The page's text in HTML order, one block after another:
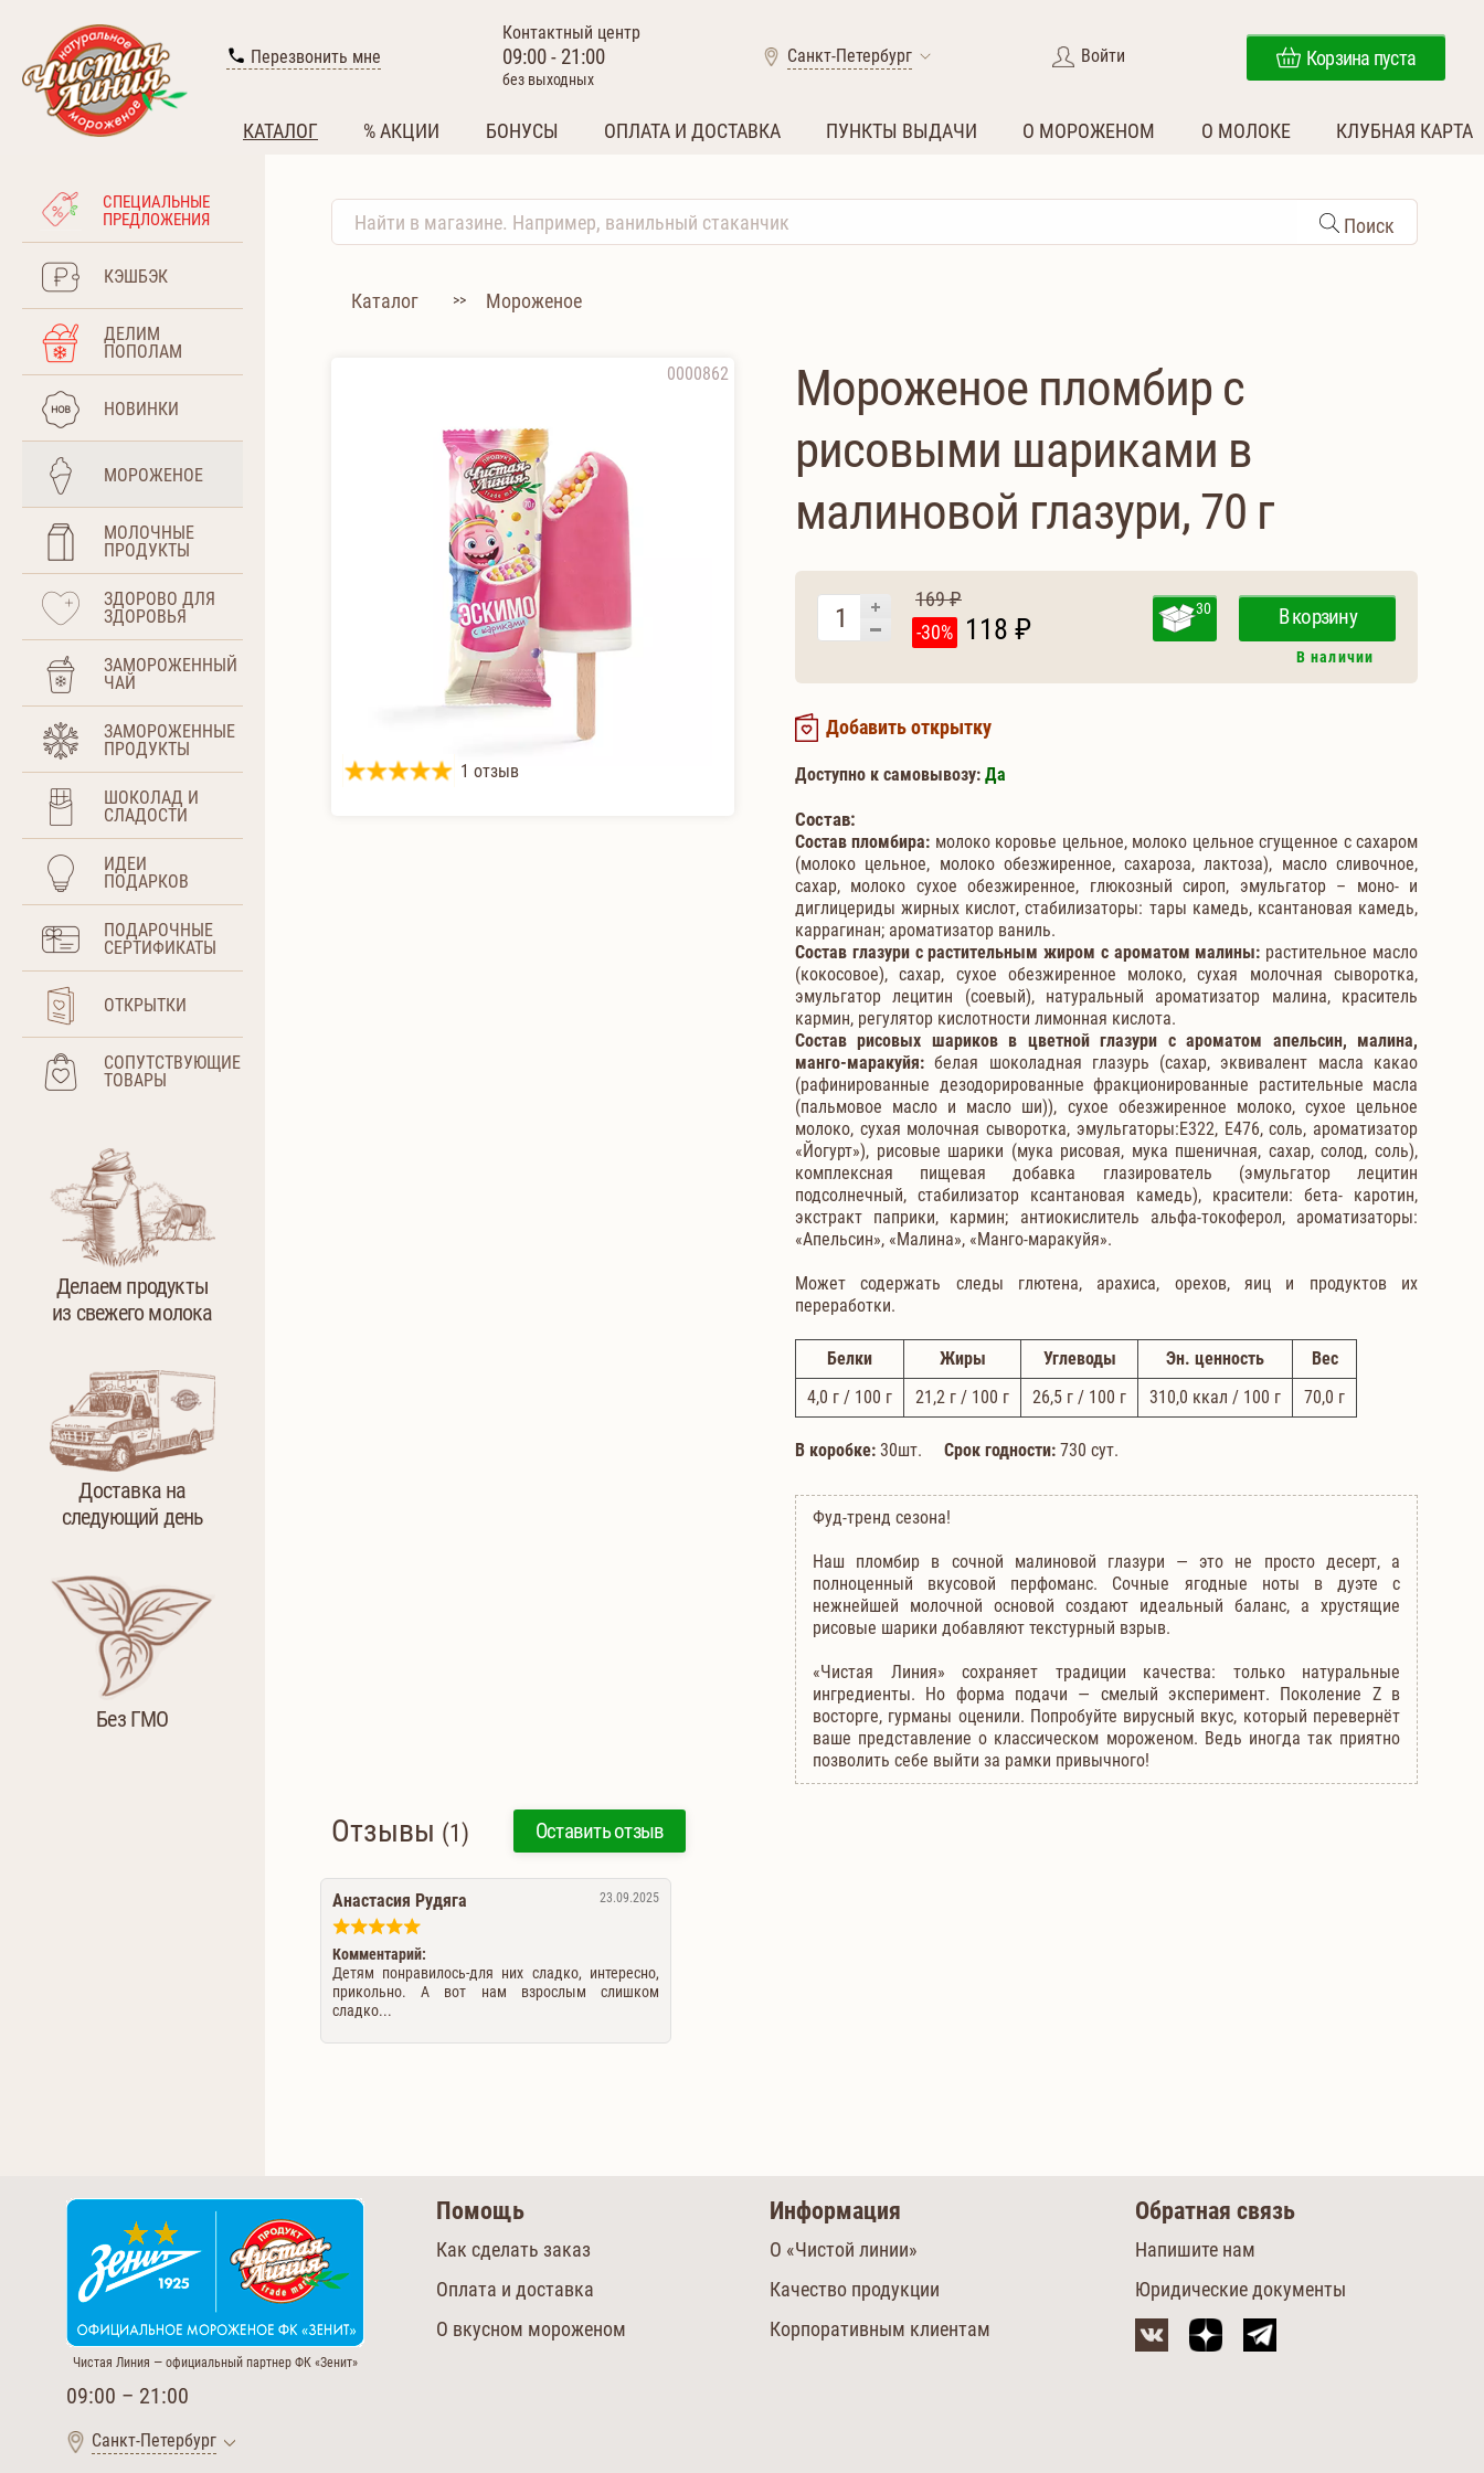
Перезвонить мне
Контактный центр
09:00 - 21:00
без выходных
Санкт-Петербург Войти Корзина пуста
КАТАЛОГ % АКЦИИ БОНУСЫ ОПЛАТА И ДОСТАВКА ПУНКТЫ ВЫДАЧИ О МОРОЖЕНОМ О МОЛОКЕ КЛУБНАЯ КАРТА
СПЕЦИАЛЬНЫЕ
ПРЕДЛОЖЕНИЯ
КЭШБЭК
ДЕЛИМ
ПОПОЛАМ
НОВИНКИ
МОРОЖЕНОЕ
МОЛОЧНЫЕ
ПРОДУКТЫ
ЗДОРОВО ДЛЯ
ЗДОРОВЬЯ
ЗАМОРОЖЕННЫЙ
ЧАЙ
ЗАМОРОЖЕННЫЕ
ПРОДУКТЫ
ШОКОЛАД И
СЛАДОСТИ
ИДЕИ
ПОДАРКОВ
ПОДАРОЧНЫЕ
СЕРТИФИКАТЫ
ОТКРЫТКИ
СОПУТСТВУЮЩИЕ
ТОВАРЫ
Делаем продукты
из свежего молока
Доставка на
следующий день
Без ГМО
Поиск
Каталог >> Мороженое
0000862
1 отзыв
Мороженое пломбир с
рисовыми шариками в
малиновой глазури, 70 г
169 ₽
-30%
118 ₽
30 В корзину
В наличии
Добавить открытку
Доступно к самовывозу: Да
Состав:
Состав пломбира: молоко коровье цельное, молоко цельное сгущенное с сахаром
(молоко цельное, молоко обезжиренное, сахароза, лактоза), масло сливочное,
сахар, молоко сухое обезжиренное, глюкозный сироп, эмульгатор – моно- и
диглицериды жирных кислот, стабилизаторы: тары камедь, ксантановая камедь,
каррагинан; ароматизатор ваниль.
Состав глазури с растительным жиром с ароматом малины: растительное масло
(кокосовое), сахар, сухое обезжиренное молоко, сухая молочная сыворотка,
эмульгатор лецитин (соевый), натуральный ароматизатор малина, краситель
кармин, регулятор кислотности лимонная кислота.
Состав рисовых шариков в цветной глазури с ароматом апельсин, малина,
манго-маракуйя: белая шоколадная глазурь (сахар, эквивалент масла какао
(рафинированные дезодорированные фракционированные растительные масла
(пальмовое масло и масло ши)), сухое обезжиренное молоко, сухое цельное
молоко, сухая молочная сыворотка, эмульгаторы:Е322, Е476, соль, ароматизатор
«Йогурт»), рисовые шарики (мука рисовая, мука пшеничная, сахар, солод, соль),
комплексная пищевая добавка глазирователь (эмульгатор лецитин
подсолнечный, стабилизатор ксантановая камедь), красители: бета- каротин,
экстракт паприки, кармин; антиокислитель альфа-токоферол, ароматизаторы:
«Апельсин», «Малина», «Манго-маракуйя».
Может содержать следы глютена, арахиса, орехов, яиц и продуктов их
переработки.
Белки Жиры Углеводы Эн. ценность
Вес
4,0 г / 100 г 21,2 г / 100 г 26,5 г / 100 г 310,0 ккал / 100 г 70,0 г
В коробке: 30шт. Срок годности: 730 сут.
Фуд-тренд сезона!
Наш пломбир в сочной малиновой глазури — это не просто десерт, а
полноценный вкусовой перфоманс. Сочные ягодные ноты в дуэте с
нежнейшей молочной основой создают идеальный баланс, а хрустящие
рисовые шарики добавляют текстурный взрыв.
«Чистая Линия» сохраняет традиции качества: только натуральные
ингредиенты. Но форма подачи — смелый эксперимент. Поколение Z в
восторге, гурманы оценили. Попробуйте вирусный вкус, который перевернёт
ваше представление о классическом мороженом. Ведь иногда так приятно
позволить себе выйти за рамки привычного!
Отзывы (1) Оставить отзыв
23.09.2025
Анастасия Рудяга
Комментарий:
Детям понравилось-для них сладко, интересно,
прикольно. А вот нам взрослым слишком
сладко...
Чистая Линия — официальный партнер ФК «Зенит»
Помощь
Как сделать заказ
Оплата и доставка
О вкусном мороженом
Информация
О «Чистой линии»
Качество продукции
Корпоративным клиентам
Обратная связь
Напишите нам
Юридические документы
09:00 – 21:00
Санкт-Петербург